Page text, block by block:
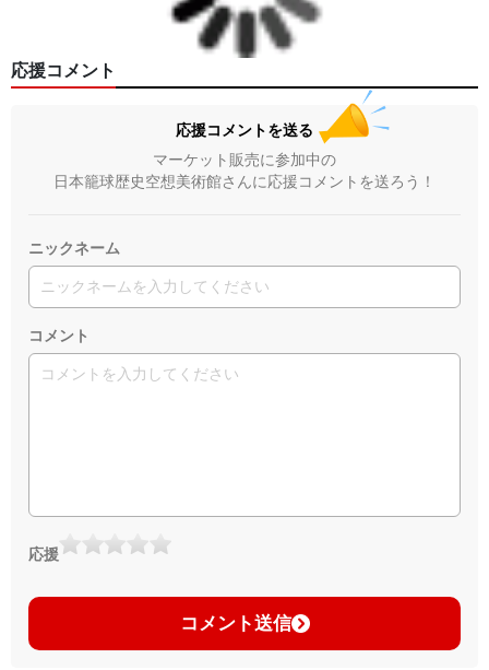
応援コメント
応援コメントを送る
マーケット販売に参加中の
日本籠球歴史空想美術館さんに応援コメントを送ろう！
ニックネーム
コメント
応援
コメント送信